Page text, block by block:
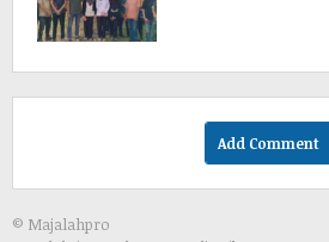
Add Comment
© Majalahpro